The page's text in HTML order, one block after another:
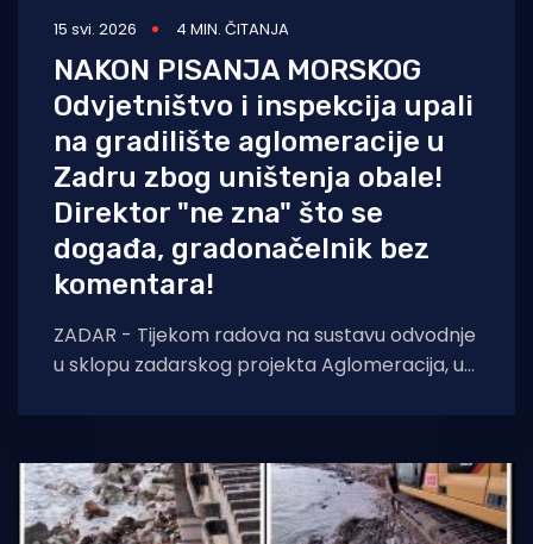
15 svi. 2026 4 MIN. ČITANJA
NAKON PISANJA MORSKOG
Odvjetništvo i inspekcija upali
na gradilište aglomeracije u
Zadru zbog uništenja obale!
Direktor "ne zna" što se
događa, gradonačelnik bez
komentara!
ZADAR - Tijekom radova na sustavu odvodnje
u sklopu zadarskog projekta Aglomeracija, u
pojas.